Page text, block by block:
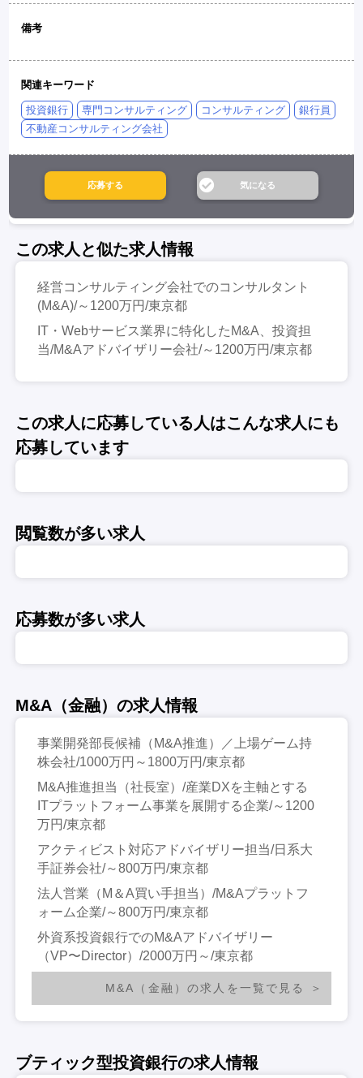
備考
関連キーワード
投資銀行 専門コンサルティング コンサルティング
銀行員
不動産コンサルティング会社
この求人と似た求人情報
経営コンサルティング会社でのコンサルタント
(M&A)/～1200万円/東京都
IT・Webサービス業界に特化したM&A、投資担
当/M&Aアドバイザリー会社/～1200万円/東京都
この求人に応募している人はこんな求人にも
応募しています
閲覧数が多い求人
応募数が多い求人
M&A（金融）の求人情報
事業開発部長候補（M&A推進）／上場ゲーム持
株会社/1000万円～1800万円/東京都
M&A推進担当（社長室）/産業DXを主軸とする
ITプラットフォーム事業を展開する企業/～1200
万円/東京都
アクティビスト対応アドバイザリー担当/日系大
手証券会社/～800万円/東京都
法人営業（M＆A買い手担当）/M&Aプラットフ
ォーム企業/～800万円/東京都
外資系投資銀行でのM&Aアドバイザリー
（VP〜Director）/2000万円～/東京都
M&A（金融）の求人を一覧で見る
ブティック型投資銀行の求人情報